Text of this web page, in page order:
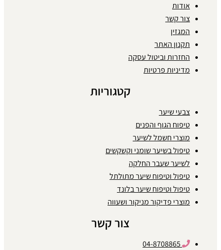
אודות
צור קשר
המגזין
תקנון האתר
החזרות וביטול עסקה
מדיניות פרטיות
קטגוריות
צבעי שיער
טיפוח הגוף והפנים
מוצרי חשמל לשיער
טיפול בשיער שומני וקשקשים
לשיער שעבר החלקה
טיפול וטיפוח שיער מתולתל
טיפול וטיפוח שיער בלונד
מוצרי פדיקור מניקור ושעווה
צור קשר
04-8708865